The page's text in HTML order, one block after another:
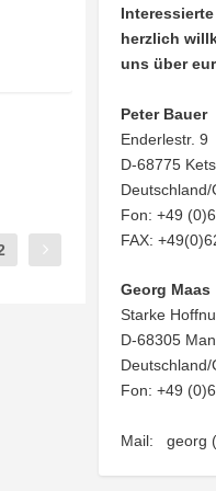
herzlich
uns über
Peter Bauer
Enderlestr. 9
D-68775
Fon: +49
FAX:
Georg Maas
Starke
D-68305
Fon: +49
Mail: georg